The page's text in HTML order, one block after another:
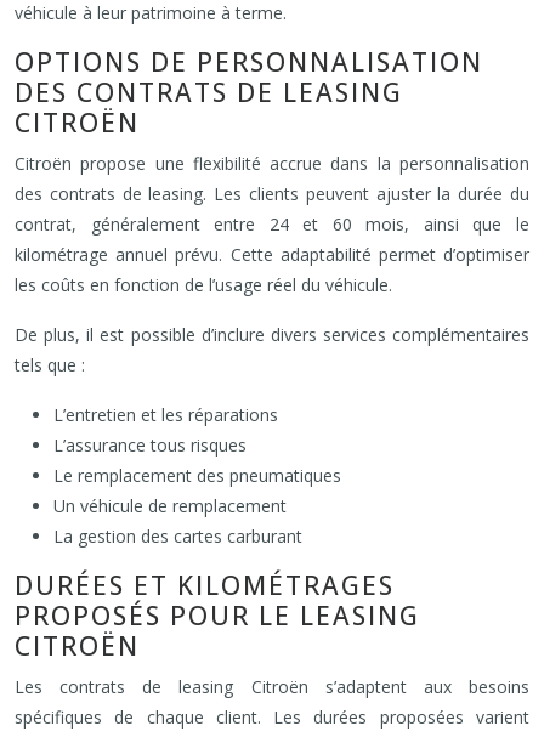
véhicule à leur patrimoine à terme.
OPTIONS DE PERSONNALISATION
DES CONTRATS DE LEASING
CITROËN
Citroën propose une flexibilité accrue dans la personnalisation
des contrats de leasing. Les clients peuvent ajuster la durée du
contrat, généralement entre 24 et 60 mois, ainsi que le
kilométrage annuel prévu. Cette adaptabilité permet d’optimiser
les coûts en fonction de l’usage réel du véhicule.
De plus, il est possible d’inclure divers services complémentaires
tels que :
L’entretien et les réparations
L’assurance tous risques
Le remplacement des pneumatiques
Un véhicule de remplacement
La gestion des cartes carburant
DURÉES ET KILOMÉTRAGES
PROPOSÉS POUR LE LEASING
CITROËN
Les contrats de leasing Citroën s’adaptent aux besoins
spécifiques de chaque client. Les durées proposées varient